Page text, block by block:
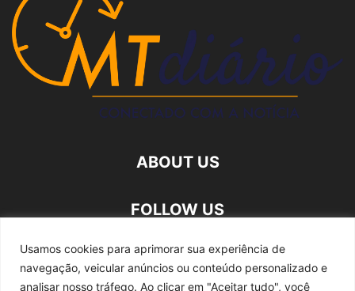
Usamos cookies para aprimorar sua experiência de
navegação, veicular anúncios ou conteúdo personalizado e
analisar nosso tráfego. Ao clicar em "Aceitar tudo", você
ABOUT US
FOLLOW US